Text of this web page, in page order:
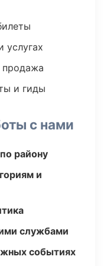
услугах
и гиды
с нами
району
и
службами
событиях